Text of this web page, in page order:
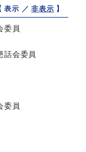
表示 ／非表示 】
委員
話会委員
委員